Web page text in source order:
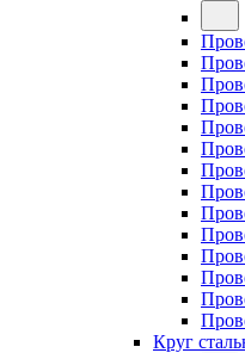
Круг